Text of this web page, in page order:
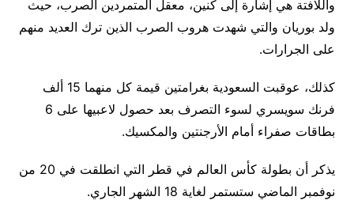
واللافتة هي إشارة إلى كنين، معقل المتمردين الصرب، حيث
ولد بوريان والتي شهدت هروب الصرب الذين ترك العديد منهم
على الجرارات.
كذلك، عوقبت السعودية بغرامتين قيمة كل منهما 15 ألف
فرنك سويسري لسوء التصرف بعد حصول لاعبيها على 6
بطاقات صفراء أمام الأرجنتين والمكسيك.
يذكر أن بطولة كأس العالم في قطر التي انطلقت في 20 من
نوفمبر الماضي ستستمر لغاية 18 الشهر الجاري.